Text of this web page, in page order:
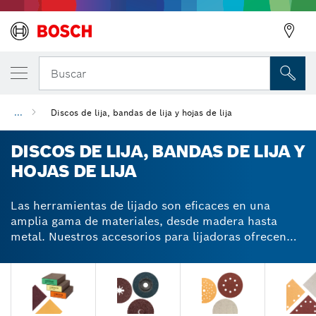
Buscar
... Discos de lija, bandas de lija y hojas de lija
DISCOS DE LIJA, BANDAS DE LIJA Y
HOJAS DE LIJA
Las herramientas de lijado son eficaces en una
amplia gama de materiales, desde madera hasta
metal. Nuestros accesorios para lijadoras ofrecen
eliminación muy eficiente del polvo, dependiendo de
la tarea. Empaquetamos nuestros accesorios para
lijadoras para sus herramientas individualmente o en